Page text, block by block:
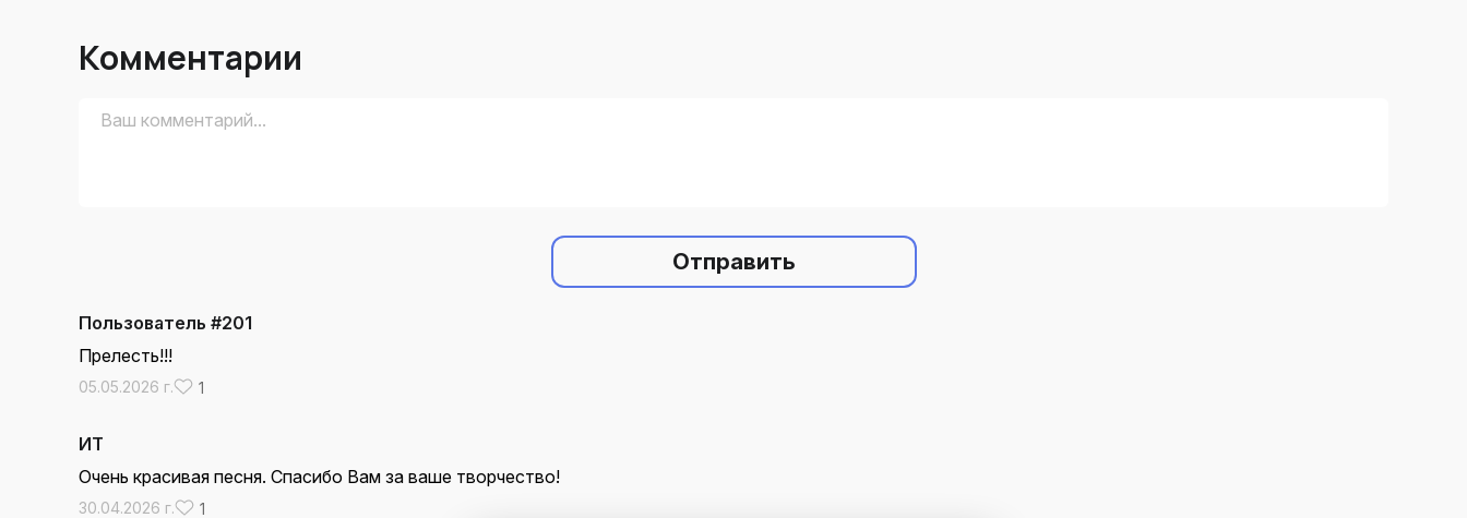
Комментарии
Отправить
Пользователь #201
Прелесть!!!
05.05.2026 г. 1
ИТ
Очень красивая песня. Спасибо Вам за ваше творчество!
30.04.2026 г. 1